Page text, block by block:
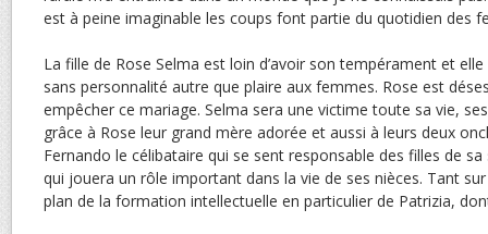
est à peine imaginable les coups font partie du quotidien des
La fille de Rose Selma est loin d’avoir son tempérament et
sans personnalité autre que plaire aux femmes. Rose est
empêcher ce mariage. Selma sera une victime toute sa vie,
grâce à Rose leur grand mère adorée et aussi à leurs deux
Fernando le célibataire qui se sent responsable des filles de
qui jouera un rôle important dans la vie de ses nièces. Tant
plan de la formation intellectuelle en particulier de Patrizia,